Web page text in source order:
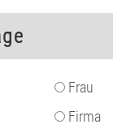
Frau
Firma